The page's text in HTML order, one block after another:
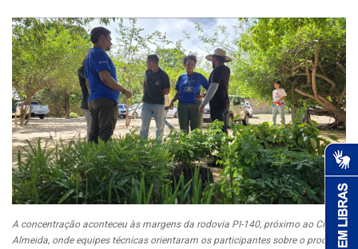
A concentração aconteceu às margens da rodovia PI-140, próximo ao Clube
Almeida, onde equipes técnicas orientaram os participantes sobre o processo